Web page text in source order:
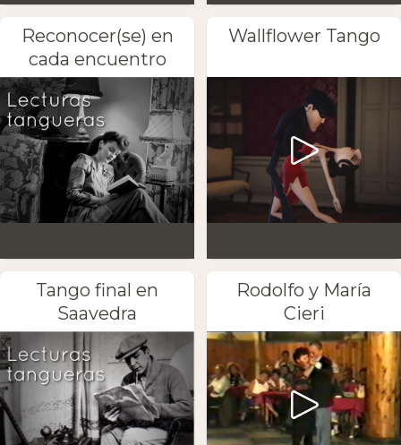
Reconocer(se) en
cada encuentro
Wallflower Tango
Tango final en
Saavedra
Rodolfo y María
Cieri